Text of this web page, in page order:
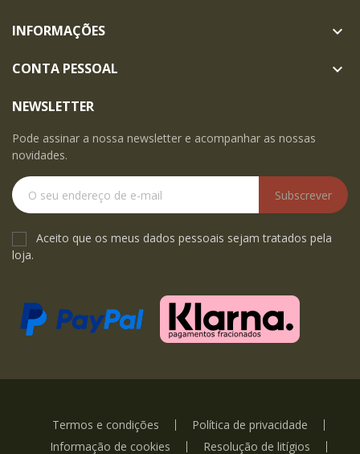
INFORMAÇÕES 
CONTA PESSOAL 
NEWSLETTER
Pode assinar a nossa newsletter e acompanhar as nossas
novidades.
Subscrever
Aceito que os meus dados pessoais sejam tratados pela
loja.
Termos e condições
Política de privacidade
Informação de cookies
Resolução de litígios